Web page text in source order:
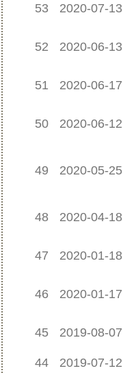
53 2020-07-13
52 2020-06-13
51 2020-06-17
50 2020-06-12
49 2020-05-25
48 2020-04-18
47 2020-01-18
46 2020-01-17
45 2019-08-07
44
2019-07-12